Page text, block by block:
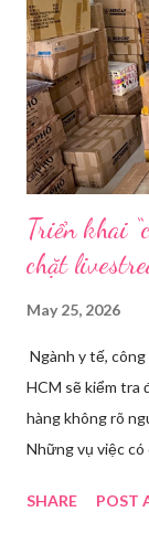
đổi trước cách
dùng từ nào
trên camera.
hội Mùa đông.
Triển khai
chặt
May 25, 2026
Ngành y tế,
HCM sẽ kiểm tra
hàng không rõ
Những vụ việc
Hoài Nam đã ký
SHARE POST